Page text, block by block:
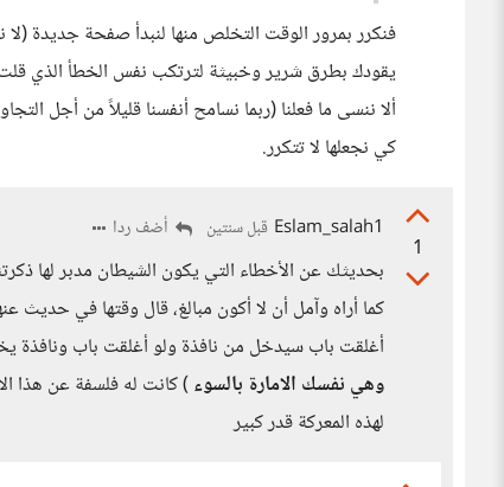
فنكرر بمرور الوقت التخلص منها لنبدأ صفحة جديدة (لا
يقودك بطرق شرير وخبيثة لترتكب نفس الخطأ الذي قلت
ألا ننسى ما فعلنا (ربما نسامح أنفسنا قليلاً من أجل
كي نجعلها لا تتكرر.
1
Eslam_salah1 قبل سنتين أضف ردا
بحديثك عن الأخطاء التي يكون الشيطان مدبر لها
كما أراه وآمل أن لا أكون مبالغ، قال وقتها في
أغلقت باب سيدخل من نافذة ولو أغلقت باب ونافذة
وهي نفسك الامارة بالسوء) كانت له فلسفة عن هذا
لهذه المعركة قدر كبير